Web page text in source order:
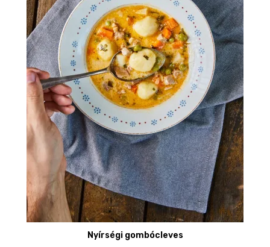
Nyírségi gombócleves